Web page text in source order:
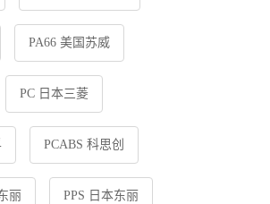
PA66 美国苏威
PC 日本三菱
PCABS 科思创
丽 PPS 日本东丽